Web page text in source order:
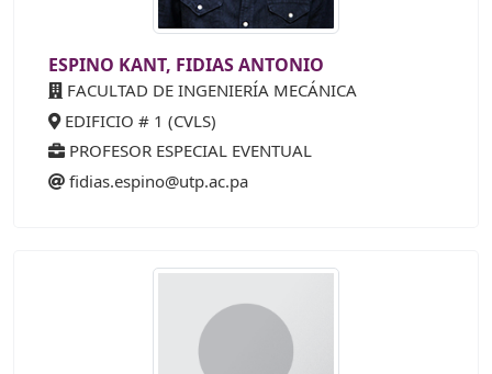
ESPINO KANT, FIDIAS ANTONIO
FACULTAD DE INGENIERÍA MECÁNICA
EDIFICIO # 1 (CVLS)
PROFESOR ESPECIAL EVENTUAL
fidias.espino@utp.ac.pa